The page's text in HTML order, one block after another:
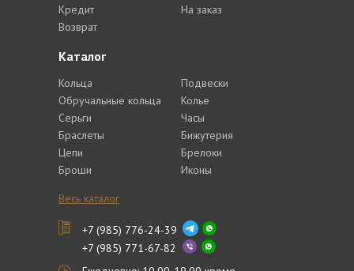
Каталог
Кольца
Обручальные кольца
Серьги
Браслеты
Цепи
Броши
Подвески
Колье
Часы
Бижутерия
Брелоки
Иконы
Весь каталог
Кредит
Возврат
На заказ
+7 (985) 776-24-39
+7 (985) 771-67-82